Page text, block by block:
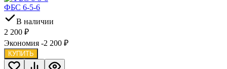
ФБС 6-5-6
В наличии
2 200 ₽
Экономия -2 200 ₽
КУПИТЬ